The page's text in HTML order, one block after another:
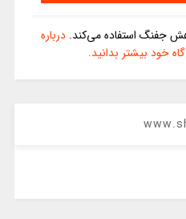
جفنگ استفاده می‌کند. درباره
خود بیشتر بدانید.